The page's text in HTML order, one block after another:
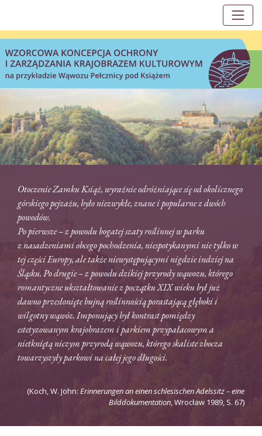
Main Navigation
Wąwóz Pełcznica
Otoczenie Zamku Książ, wyraźnie odróżniające się od okolicznego
górskiego pejzażu, było niezwykłe, znane i popularne z dwóch
powodów.
Po pierwsze – z powodu bogatej szaty roślinnej w parku
z nasadzeniami obcego pochodzenia, niespotykanymi nie tylko w
tej części Europy, ale także niewystępującymi nigdzie indziej na
Śląsku. Po drugie – z powodu dzikiej przyrody wąwozu, którego
romantyczne ukształtowanie z początku XIX wieku był już
dawno przesłonięte bujną roślinnością porastającą głęboki i
wilgotny wąwóz. Imponujący był kontrast pomiędzy
estetyzowanym krajobrazem i parkiem przypałacowym a
nietkniętą niczym przyrodą wąwozu, którego skaliste zbocza
towarzyszyły parkowi na całej jego długości.
(Koch, W. John: Erinnerungen an einen schlesischen Adelssitz – eine
Bilddokumentation, Wrocław 1989, S. 67)